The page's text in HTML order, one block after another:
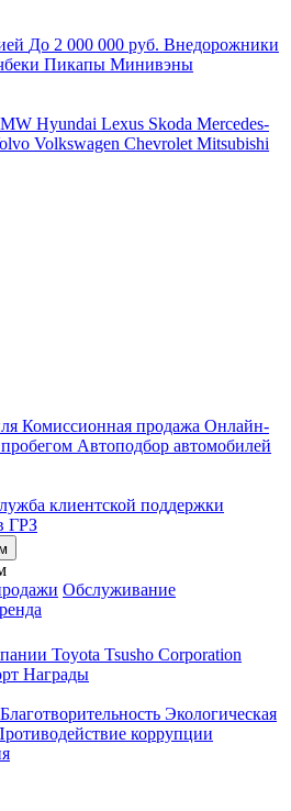
До 2 000 000 руб. Внедорожники
Пикапы Минивэны
Hyundai Lexus Skoda Mercedes-
Volkswagen Chevrolet Mitsubishi
Комиссионная продажа Онлайн-
Автоподбор автомобилей
клиентской поддержки
ГРЗ
Обслуживание
Toyota Tsusho Corporation
Награды
Благотворительность Экологическая
коррупции